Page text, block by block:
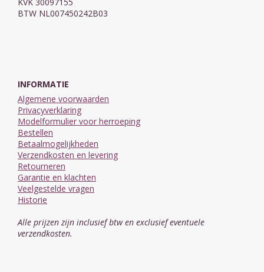
BTW NL007450242B03
INFORMATIE
Algemene voorwaarden
Privacyverklaring
Modelformulier voor herroeping
Bestellen
Betaalmogelijkheden
Verzendkosten en levering
Retourneren
Garantie en klachten
Veelgestelde vragen
Historie
Alle prijzen zijn inclusief btw en exclusief eventuele
verzendkosten.